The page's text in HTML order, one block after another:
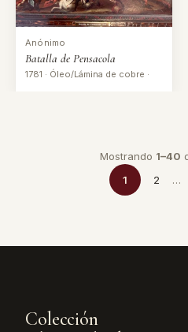
Anónimo
Batalla de Pensacola
1781 · Óleo/Lámina de cobre ·
Mostrando 1–40
1
2 …
Colección